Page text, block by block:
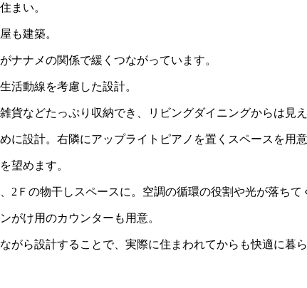
まい。
も建築。
ナナメの関係で緩くつながっています。
活動線を考慮した設計。
貨などたっぷり収納でき、リビングダイニングからは見
に設計。右隣にアップライトピアノを置くスペースを用意
望めます。
2Ｆの物干しスペースに。空調の循環の役割や光が落ちて
がけ用のカウンターも用意。
がら設計することで、実際に住まわれてからも快適に暮ら